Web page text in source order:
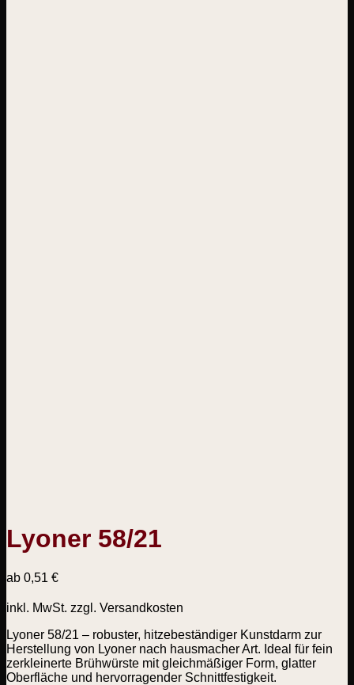
Lyoner 58/21
ab 0,51 €
inkl. MwSt. zzgl. Versandkosten
Lyoner 58/21 – robuster, hitzebeständiger Kunstdarm zur
Herstellung von Lyoner nach hausmacher Art. Ideal für fein
zerkleinerte Brühwürste mit gleichmäßiger Form, glatter
Oberfläche und hervorragender Schnittfestigkeit.